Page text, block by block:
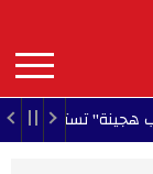
contenu
principal
MAIN
NAVIGATION
استقرار